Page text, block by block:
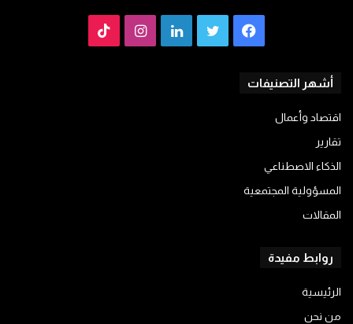
فيسبوكتويتر لينكدإن انستقرام
أشهر التصنيفات
اقتصاد وأعمال
تقارير
الذكاء الاصطناعي
المسؤولية المجتمعية
المقالات
روابط مفيدة
الرئيسية
من نحن